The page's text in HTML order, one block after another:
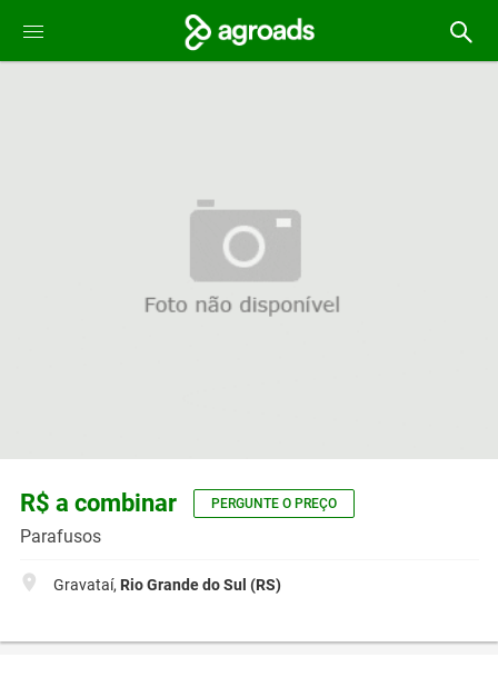
R$ a combinar PERGUNTE O PREÇO
Parafusos
Gravataí, Rio Grande do Sul (RS)